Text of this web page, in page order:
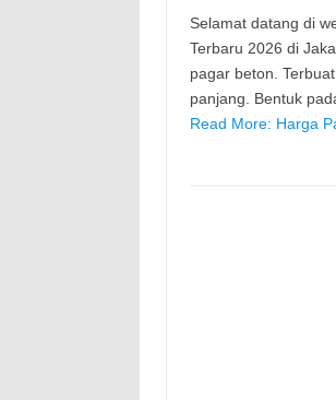
Selamat datang di
Terbaru 2026 di
pagar beton.
panjang. Bentuk
Read More: Harga